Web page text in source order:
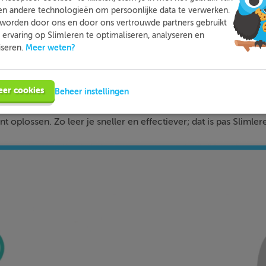
Wat isSlimleren nou eigenlijk?
je online voor de vakken waar je nog wat moeite mee hebt,
video-colleges, vuistregels en meer helpen jou om de
ieder fout gegeven antwoord direct een heldere uitleg hoe
oplossen. Zo leer je sneller en effectiever; dat is pas
andere technologieën om persoonlijke data te verwerken.
door ons en door ons vertrouwde partners gebruikt
op Slimleren te optimaliseren, analyseren en
Meer weten?
cookies Beheer instellingen